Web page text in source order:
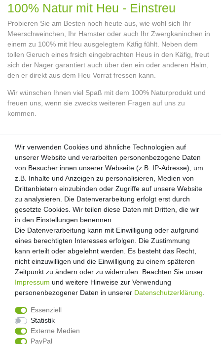
100% Natur mit Heu - Einstreu
Probieren Sie am Besten noch heute aus, wie wohl sich Ihr
Meerschweinchen, Ihr Hamster oder auch Ihr Zwergkaninchen in
einem zu 100% mit Heu ausgelegtem Käfig fühlt. Neben dem
tollen Geruch eines frsich eingebrachten Heus in den Käfig, freut
sich der Nager garantiert auch über den ein oder anderen Halm,
den er direkt aus dem Heu Vorrat fressen kann.
Wir wünschen Ihnen viel Spaß mit dem 100% Naturprodukt und
freuen uns, wenn sie zwecks weiteren Fragen auf uns zu
kommen.
Kunden-Anfragen: info@zooheld.de
Über uns
Zahlung und Versand
Retouren
Zooheld Blog
Widerrufsrecht
Vertrag widerrufen
Geschäftsbedingungen
Impressum
Wir verwenden Cookies und ähnliche Technologien auf
unserer Website und verarbeiten personenbezogene Daten
von Besucher:innen unserer Webseite (z.B. IP-Adresse), um
z.B. Inhalte und Anzeigen zu personalisieren, Medien von
Drittanbietern einzubinden oder Zugriffe auf unsere Website
zu analysieren. Die Datenverarbeitung erfolgt erst durch
gesetzte Cookies. Wir teilen diese Daten mit Dritten, die wir
in den Einstellungen benennen.
Die Datenverarbeitung kann mit Einwilligung oder aufgrund
eines berechtigten Interesses erfolgen. Die Zustimmung
kann erteilt oder abgelehnt werden. Es besteht das Recht,
nicht einzuwilligen und die Einwilligung zu einem späteren
Zeitpunkt zu ändern oder zu widerrufen. Beachten Sie unser
Impressum und weitere Hinweise zur Verwendung
personenbezogener Daten in unserer Daten­schutz­erklärung
Essenziell
Statistik
Externe Medien
PayPal
Wir verwenden Cookies und ähnliche Technologien auf
unserer Website und verarbeiten personenbezogene Daten
von Besucher:innen unserer Webseite (z.B. IP-Adresse), um
z.B. Inhalte und Anzeigen zu personalisieren, Medien von
Drittanbietern einzubinden oder Zugriffe auf unsere Website
zu analysieren. Die Datenverarbeitung erfolgt erst durch
gesetzte Cookies. Wir teilen diese Daten mit Dritten, die wir
in den Einstellungen benennen.
Die Datenverarbeitung kann mit Einwilligung oder aufgrund
eines berechtigten Interesses erfolgen. Die Zustimmung
kann erteilt oder abgelehnt werden. Es besteht das Recht,
nicht einzuwilligen und die Einwilligung zu einem späteren
Zeitpunkt zu ändern oder zu widerrufen. Beachten Sie unser
Impressum und weitere Hinweise zur Verwendung
personenbezogener Daten in unserer Daten­schutz­erklärung
Essenziell
Statistik
Externe Medien
PayPal